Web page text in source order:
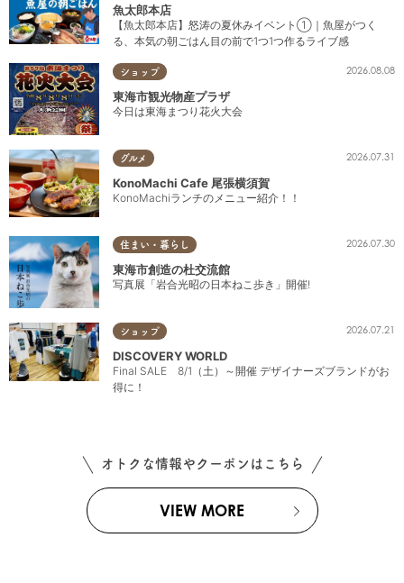
魚太郎本店
【魚太郎本店】怒涛の夏休みイベント①｜魚屋がつく
る、本気の朝ごはん目の前で1つ1つ作るライブ感
ショップ 2026.08.08
東海市観光物産プラザ
今日は東海まつり花火大会
グルメ 2026.07.31
KonoMachi Cafe 尾張横須賀
KonoMachiランチのメニュー紹介！！
住まい・暮らし 2026.07.30
東海市創造の杜交流館
写真展「岩合光昭の日本ねこ歩き」開催!
ショップ 2026.07.21
DISCOVERY WORLD
Final SALE 8/1（土）～開催 デザイナーズブランドがお
得に！
オトクな情報やクーポンはこちら
VIEW MORE